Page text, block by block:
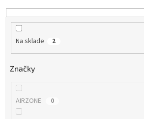
d
Na sklade 2
Značky
AIRZONE 0